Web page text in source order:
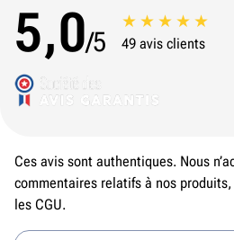
5,0/5 49 avis clients
Ces avis sont authentiques. Nous
commentaires relatifs à nos
les CGU.